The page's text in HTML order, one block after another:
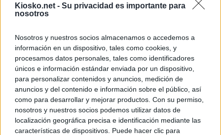
Kiosko.net - Su privacidad es importante para
nosotros
Nosotros y nuestros socios almacenamos o accedemos a
información en un dispositivo, tales como cookies, y
procesamos datos personales, tales como identificadores
únicos e información estándar enviada por un dispositivo,
para personalizar contenidos y anuncios, medición de
anuncios y del contenido e información sobre el público, así
como para desarrollar y mejorar productos. Con su permiso,
nosotros y nuestros socios podemos utilizar datos de
localización geográfica precisa e identificación mediante las
características de dispositivos. Puede hacer clic para